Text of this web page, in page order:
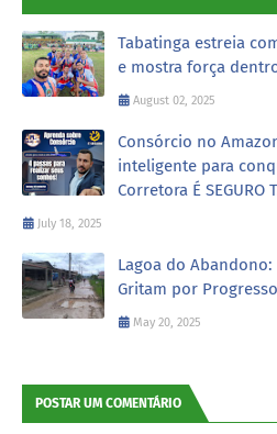
Tabatinga estreia
e mostra força
August 02, 2025
Consórcio no
inteligente para
Corretora É SEGURO
July 18, 2025
Lagoa do Abandono:
Gritam por
May 20, 2025
POSTAR UM COMENTÁRIO